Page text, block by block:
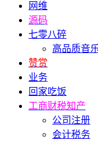
网维
源码
七零八碎
高品质音
赞赏
业务
回家吃饭
工商财税知产
公司注册
会计税务